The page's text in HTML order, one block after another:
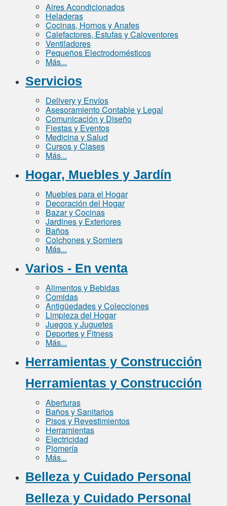
Aires Acondicionados
Heladeras
Cocinas, Hornos y Anafes
Calefactores, Estufas y Caloventores
Ventiladores
Pequeños Electrodomésticos
Más...
Servicios
Delivery y Envíos
Asesoramiento Contable y Legal
Comunicación y Diseño
Fiestas y Eventos
Medicina y Salud
Cursos y Clases
Más...
Hogar, Muebles y Jardín
Muebles para el Hogar
Decoración del Hogar
Bazar y Cocinas
Jardines y Exteriores
Baños
Colchones y Somiers
Más...
Varios - En venta
Alimentos y Bebidas
Comidas
Antigüedades y Colecciones
Limpieza del Hogar
Juegos y Juguetes
Deportes y Fitness
Más...
Herramientas y Construcción
Herramientas y Construcción
Aberturas
Baños y Sanitarios
Pisos y Revestimientos
Herramientas
Electricidad
Plomería
Más...
Belleza y Cuidado Personal
Belleza y Cuidado Personal